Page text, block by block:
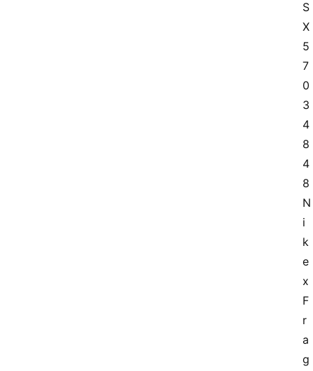
S
X
5
7
0
3
4
8
4
8
N
i
k
e
x
F
r
a
g